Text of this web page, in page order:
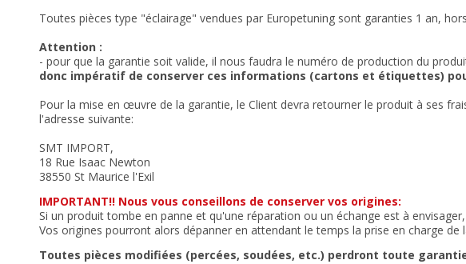
Toutes pièces type "éclairage" vendues par Europetuning sont garanties 1 an,
Attention :
- pour que la garantie soit valide, il nous faudra le numéro de production du
donc impératif de conserver ces informations (cartons et étiquettes)
Pour la mise en œuvre de la garantie, le Client devra retourner le produit à ses
l'adresse suivante:
SMT IMPORT,
18 Rue Isaac Newton
38550 St Maurice l'Exil
IMPORTANT!! Nous vous conseillons de conserver vos origines:
Si un produit tombe en panne et qu'une réparation ou un échange est à
Vos origines pourront alors dépanner en attendant le temps la prise en charge de
Toutes pièces modifiées (percées, soudées, etc.) perdront toute